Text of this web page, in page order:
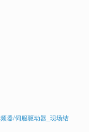
器/伺服驱动器_现场结